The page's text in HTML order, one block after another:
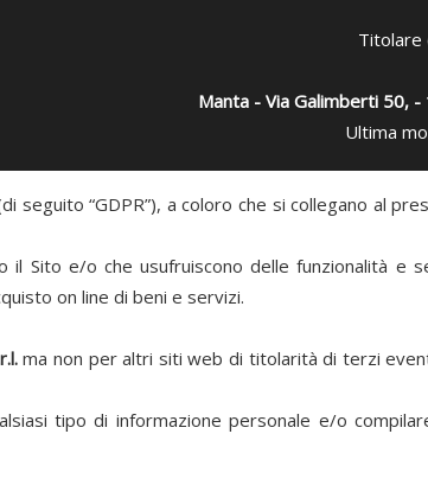
Titolare
Manta - Via Galimberti 50,
Ultima
“GDPR”), a coloro che si collegano al
Sito e/o che usufruiscono delle funzionalità e
on line di beni e servizi.
ma non per altri siti web di titolarità di terzi
tipo di informazione personale e/o